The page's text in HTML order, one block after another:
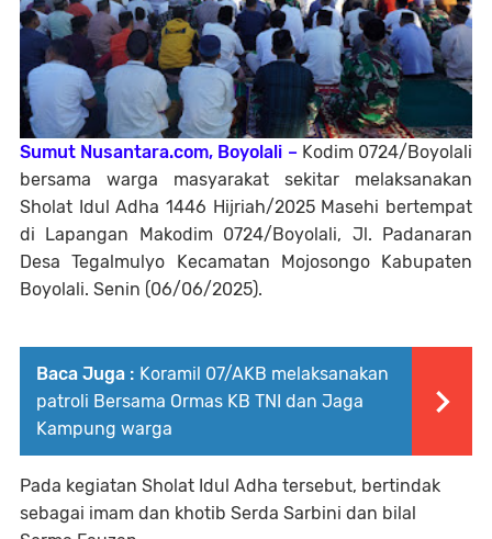
Sumut Nusantara.com, Boyolali – Kodim 0724/Boyolali
bersama warga masyarakat sekitar melaksanakan
Sholat Idul Adha 1446 Hijriah/2025 Masehi bertempat
di Lapangan Makodim 0724/Boyolali, Jl. Padanaran
Desa Tegalmulyo Kecamatan Mojosongo Kabupaten
Boyolali. Senin (06/06/2025).
Baca Juga : Koramil 07/AKB melaksanakan
patroli Bersama Ormas KB TNI dan Jaga
Kampung warga
Pada kegiatan Sholat Idul Adha tersebut, bertindak
sebagai imam dan khotib Serda Sarbini dan bilal